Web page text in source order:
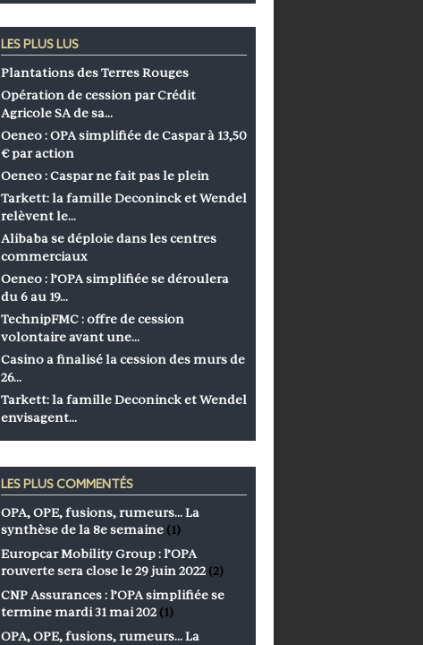
LES PLUS LUS
Plantations des Terres Rouges
Opération de cession par Crédit
Agricole SA de sa…
Oeneo : OPA simplifiée de Caspar à 13,50
€ par action
Oeneo : Caspar ne fait pas le plein
Tarkett: la famille Deconinck et Wendel
relèvent le…
Alibaba se déploie dans les centres
commerciaux
Oeneo : l’OPA simplifiée se déroulera
du 6 au 19…
TechnipFMC : offre de cession
volontaire avant une…
Casino a finalisé la cession des murs de
26…
Tarkett: la famille Deconinck et Wendel
envisagent…
LES PLUS COMMENTÉS
OPA, OPE, fusions, rumeurs… La
synthèse de la 8e semaine (1)
Europcar Mobility Group : l’OPA
rouverte sera close le 29 juin 2022 (2)
CNP Assurances : l’OPA simplifiée se
termine mardi 31 mai 202 (1)
OPA, OPE, fusions, rumeurs… La